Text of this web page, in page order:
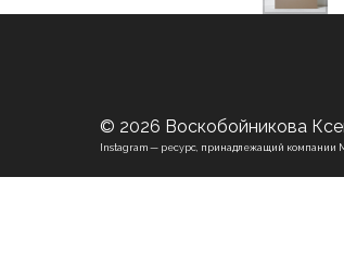
Instagram — ресурс, принадлежащий компании
© 2026 Воскобойникова